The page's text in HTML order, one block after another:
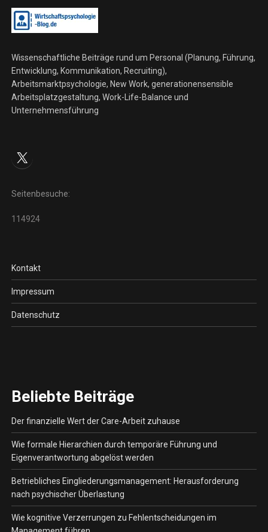
Wissenschaftliche Beiträge rund um Personal (Planung, Führung,
Entwicklung, Kommunikation, Recruiting),
Arbeitsmarktpsychologie, New Work, generationensensible
Arbeitsplatzgestaltung, Work-Life-Balance und
Unternehmensführung
X
Seitenbesuche:
114924
Kontakt
Impressum
Datenschutz
Beliebte Beiträge
Der finanzielle Wert der Care-Arbeit zuhause
Wie formale Hierarchien durch temporäre Führung und
Eigenverantwortung abgelöst werden
Betriebliches Eingliederungsmanagement: Herausforderung
nach psychischer Überlastung
Wie kognitive Verzerrungen zu Fehlentscheidungen im